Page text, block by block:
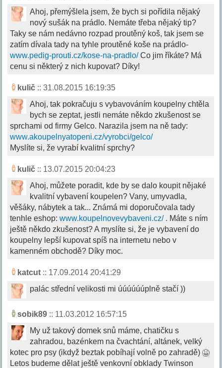
Ahoj, přemýšlela jsem, že bych si pořídila nějaký
nový sušák na prádlo. Nemáte třeba nějaký tip?
Taky se nám nedávno rozpad proutěný koš, tak jsem se
zatím dívala tady na tyhle proutěné koše na prádlo-
www.pedig-prouti.cz/kose-na-pradlo/Co jim říkáte? Má
cenu si některý z nich kupovat? Díky!
kulič :: 31.08.2015 16:19:35
Ahoj, tak pokračuju s vybavováním koupelny chtěla
bych se zeptat, jestli nemáte někdo zkušenost se
sprchami od firmy Gelco. Narazila jsem na ně tady:
www.akoupelnyatopeni.cz/vyrobci/gelco/
Myslíte si, že vyrabí kvalitní sprchy?
kulič :: 13.07.2015 20:04:23
Ahoj, můžete poradit, kde by se dalo koupit nějaké
kvalitní vybavení koupelen? Vany, umyvadla,
věšáky, nábytek a tak... Známá mi doporučovala tady
tenhle eshop:www.koupelnovevybaveni.cz/. Máte s ním
ještě někdo zkušenost? A myslíte si, že je vybavení do
koupelny lepší kupovat spíš na internetu nebo v
kamenném obchodě? Díky moc.
katcut :: 17.09.2014 20:41:29
palác střední velikosti mi úúúúúúplně stačí ))
sobik89 :: 11.03.2012 16:57:15
My už takový domek snů máme, chatičku s
zahradou, bazénkem na čvachtání, altánek, velký
kotec pro psy (ikdyž beztak pobíhají volně po zahradě)
Letos budeme dělat ještě venkovní obklady Twinson